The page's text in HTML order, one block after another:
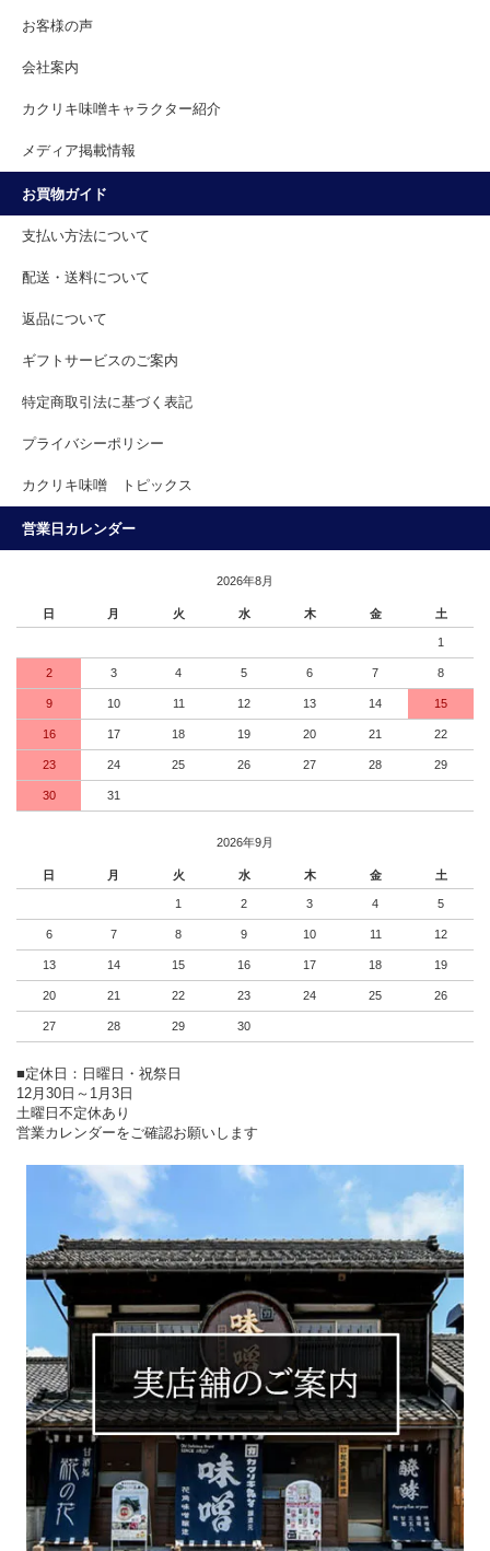
お客様の声
会社案内
カクリキ味噌キャラクター紹介
メディア掲載情報
お買物ガイド
支払い方法について
配送・送料について
返品について
ギフトサービスのご案内
特定商取引法に基づく表記
プライバシーポリシー
カクリキ味噌 トピックス
営業日カレンダー
2026年8月
日 月 火 水 木 金 土
1
2 3 4 5 6 7 8
9 10 11 12 13 14 15
16 17 18 19 20 21 22
23 24 25 26 27 28 29
30 31
2026年9月
日 月 火 水 木 金 土
1 2 3 4 5
6 7 8 9 10 11 12
13 14 15 16 17 18 19
20 21 22 23 24 25 26
27 28 29 30
■定休日：日曜日・祝祭日
12月30日～1月3日
土曜日不定休あり
営業カレンダーをご確認お願いします